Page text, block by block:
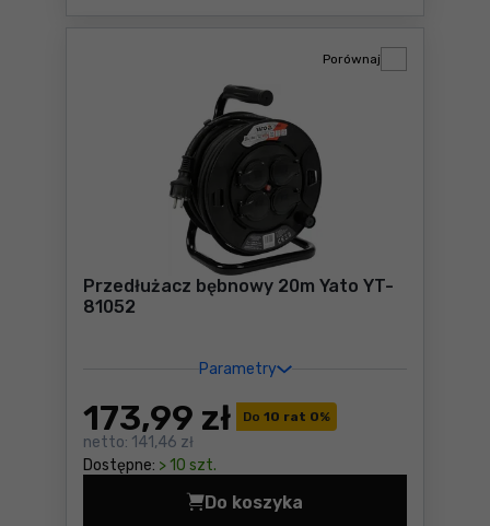
Przedłużacz bębnowy 20m Yato YT-
81052
Parametry
Do 10 rat 0%
173,99 zł
netto: 141,46 zł
Dostępne: > 10 szt.
Porównaj
Do koszyka
Przedłużacz bębnowy 20m